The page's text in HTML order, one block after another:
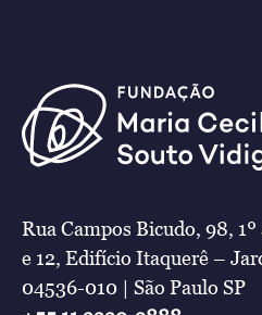
Rua Campos Bicudo, 98, 1º
e 12, Edifício Itaquerê –
04536-010 | São Paulo SP